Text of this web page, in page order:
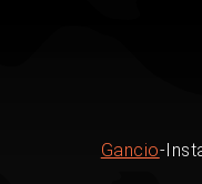
Gancio-